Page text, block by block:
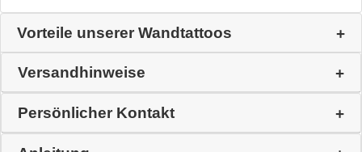
Vorteile unserer Wandtattoos
Versandhinweise
Persönlicher Kontakt